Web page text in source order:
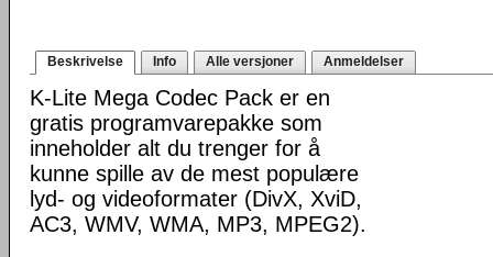
Beskrivelse Info Alle versjoner Anmeldelser
K-Lite Mega Codec Pack er en
gratis programvarepakke som
inneholder alt du trenger for å
kunne spille av de mest populære
lyd- og videoformater (DivX, XviD,
AC3, WMV, WMA, MP3, MPEG2).